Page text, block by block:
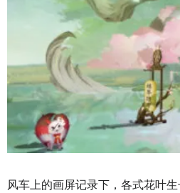
风车上的画屏记录下，各式花叶